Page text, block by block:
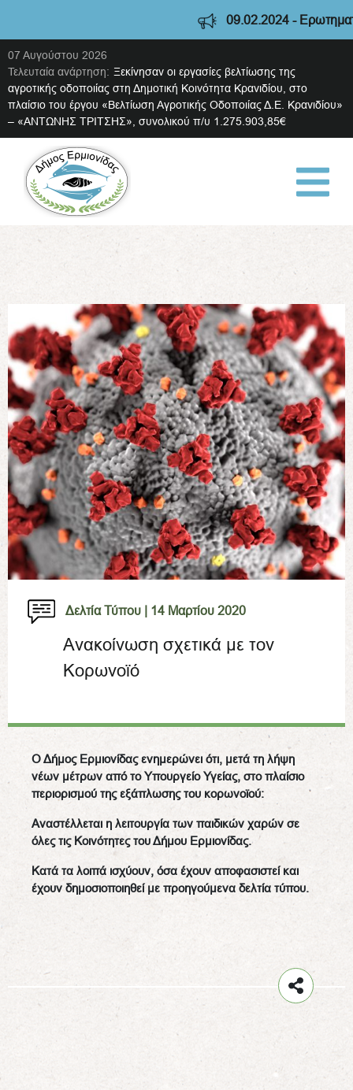
09.02.2024 -
07 Αυγούστου 2026
Τελευταία ανάρτηση: Ξεκίνησαν οι εργασίες βελτίωσης της
αγροτικής οδοποιίας στη Δημοτική Κοινότητα Κρανιδίου, στο
πλαίσιο του έργου «Βελτίωση Αγροτικής Οδοποιίας Δ.Ε. Κρανιδίου»
– «ΑΝΤΩΝΗΣ ΤΡΙΤΣΗΣ», συνολικού π/υ 1.275.903,85€
Δελτία Τύπου | 14 Μαρτίου 2020
Ανακοίνωση σχετικά με τον
Κορωνοϊό
Ο Δήμος Ερμιονίδας ενημερώνει ότι, μετά τη λήψη
νέων μέτρων από το Υπουργείο Υγείας, στο πλαίσιο
περιορισμού της εξάπλωσης του κορωνοϊού:
Αναστέλλεται η λειτουργία των παιδικών χαρών σε
όλες τις Κοινότητες του Δήμου Ερμιονίδας.
Κατά τα λοιπά ισχύουν, όσα έχουν αποφασιστεί και
έχουν δημοσιοποιηθεί με προηγούμενα δελτία τύπου.